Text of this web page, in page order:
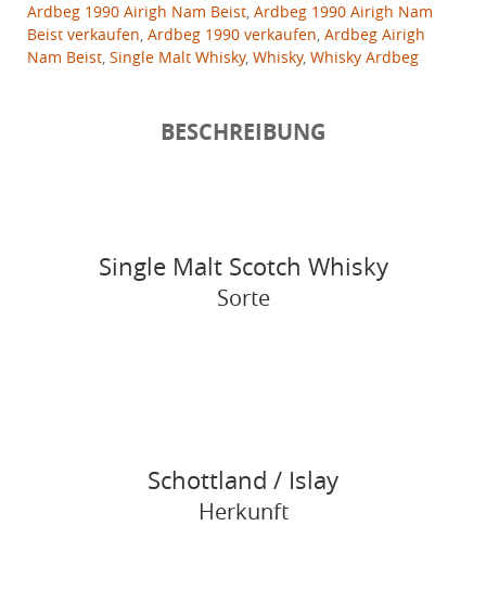
Ardbeg 1990 Airigh Nam Beist, Ardbeg 1990 Airigh Nam
Beist verkaufen, Ardbeg 1990 verkaufen, Ardbeg Airigh
Nam Beist, Single Malt Whisky, Whisky, Whisky Ardbeg
BESCHREIBUNG
Single Malt Scotch Whisky
Sorte
Schottland / Islay
Herkunft